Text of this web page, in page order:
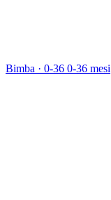
Bimba · 0-36 0-36 mesi